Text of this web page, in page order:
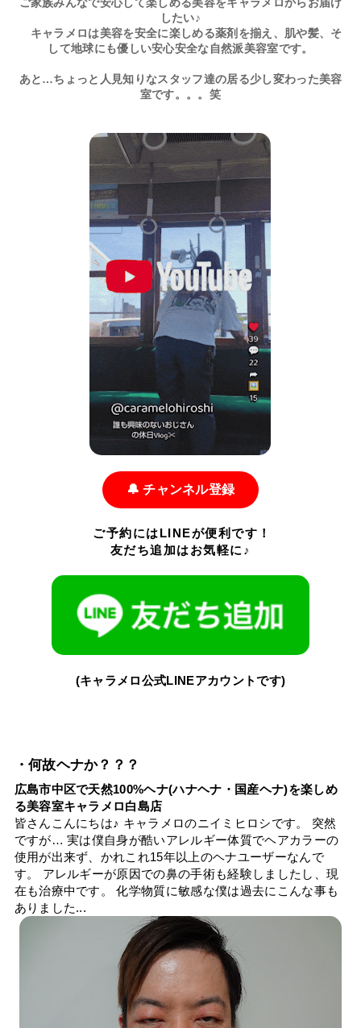
したい♪
キャラメロは美容を安全に楽しめる薬剤を揃え、肌や髪、そ
して地球にも優しい安心安全な自然派美容室です。
あと…ちょっと人見知りなスタッフ達の居る少し変わった美容
室です。。。笑
🔔 チャンネル登録
ご予約にはLINEが便利です！
友だち追加はお気軽に♪
(キャラメロ公式LINEアカウントです)
・何故ヘナか？？？
広島市中区で天然100%ヘナ(ハナヘナ・国産ヘナ)を楽しめ
る美容室キャラメロ白島店
皆さんこんにちは♪ キャラメロのニイミヒロシです。 突然
ですが… 実は僕自身が酷いアレルギー体質でヘアカラーの
使用が出来ず、かれこれ15年以上のヘナユーザーなんで
す。 アレルギーが原因での鼻の手術も経験しましたし、現
在も治療中です。 化学物質に敏感な僕は過去にこんな事も
ありました...